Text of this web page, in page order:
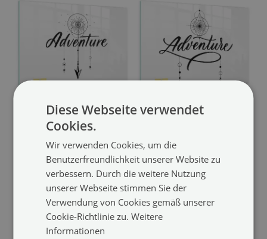
Magnettafel
Abenteuer(#tmcpoziom-
00275323)
Größe von: 60x40 cm
69.99 €
(#tmcpoziom-00275322)
Größe von: 60x40 cm
Diese Webseite verwendet
Cookies.
Wir verwenden Cookies, um die
Benutzerfreundlichkeit unserer Website zu
verbessern. Durch die weitere Nutzung
unserer Webseite stimmen Sie der
Verwendung von Cookies gemäß unserer
Cookie-Richtlinie zu.Weitere
Informationen